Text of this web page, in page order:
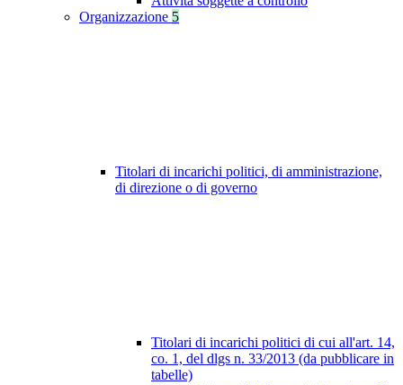
Organizzazione 5
Titolari di incarichi politici, di amministrazione,
di direzione o di governo
Titolari di incarichi politici di cui all'art. 14,
co. 1, del dlgs n. 33/2013 (da pubblicare in
tabelle)